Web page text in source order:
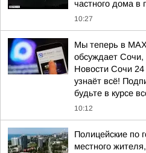
частного дома в
10:27
Мы теперь в
обсуждает Сочи,
Новости Сочи
узнаёт всё!
будьте в курсе
10:12
Полицейские по
местного